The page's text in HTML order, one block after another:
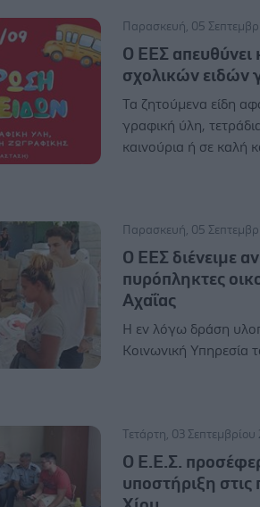
Παρασκευή, 05
Ο ΕΕΣ
σχολικών ειδών
Τα ζητούμενα είδη
γραφική ύλη,
καινούρια ή σε καλή
Παρασκευή, 05
Ο ΕΕΣ διένειμε
πυρόπληκτες
Αχαΐας
H εν λόγω δράση
Κοινωνική Υπηρεσία
Τετάρτη, 03 Σεπτεμβρίου
Ο Ε.Ε.Σ.
υποστήριξη στις